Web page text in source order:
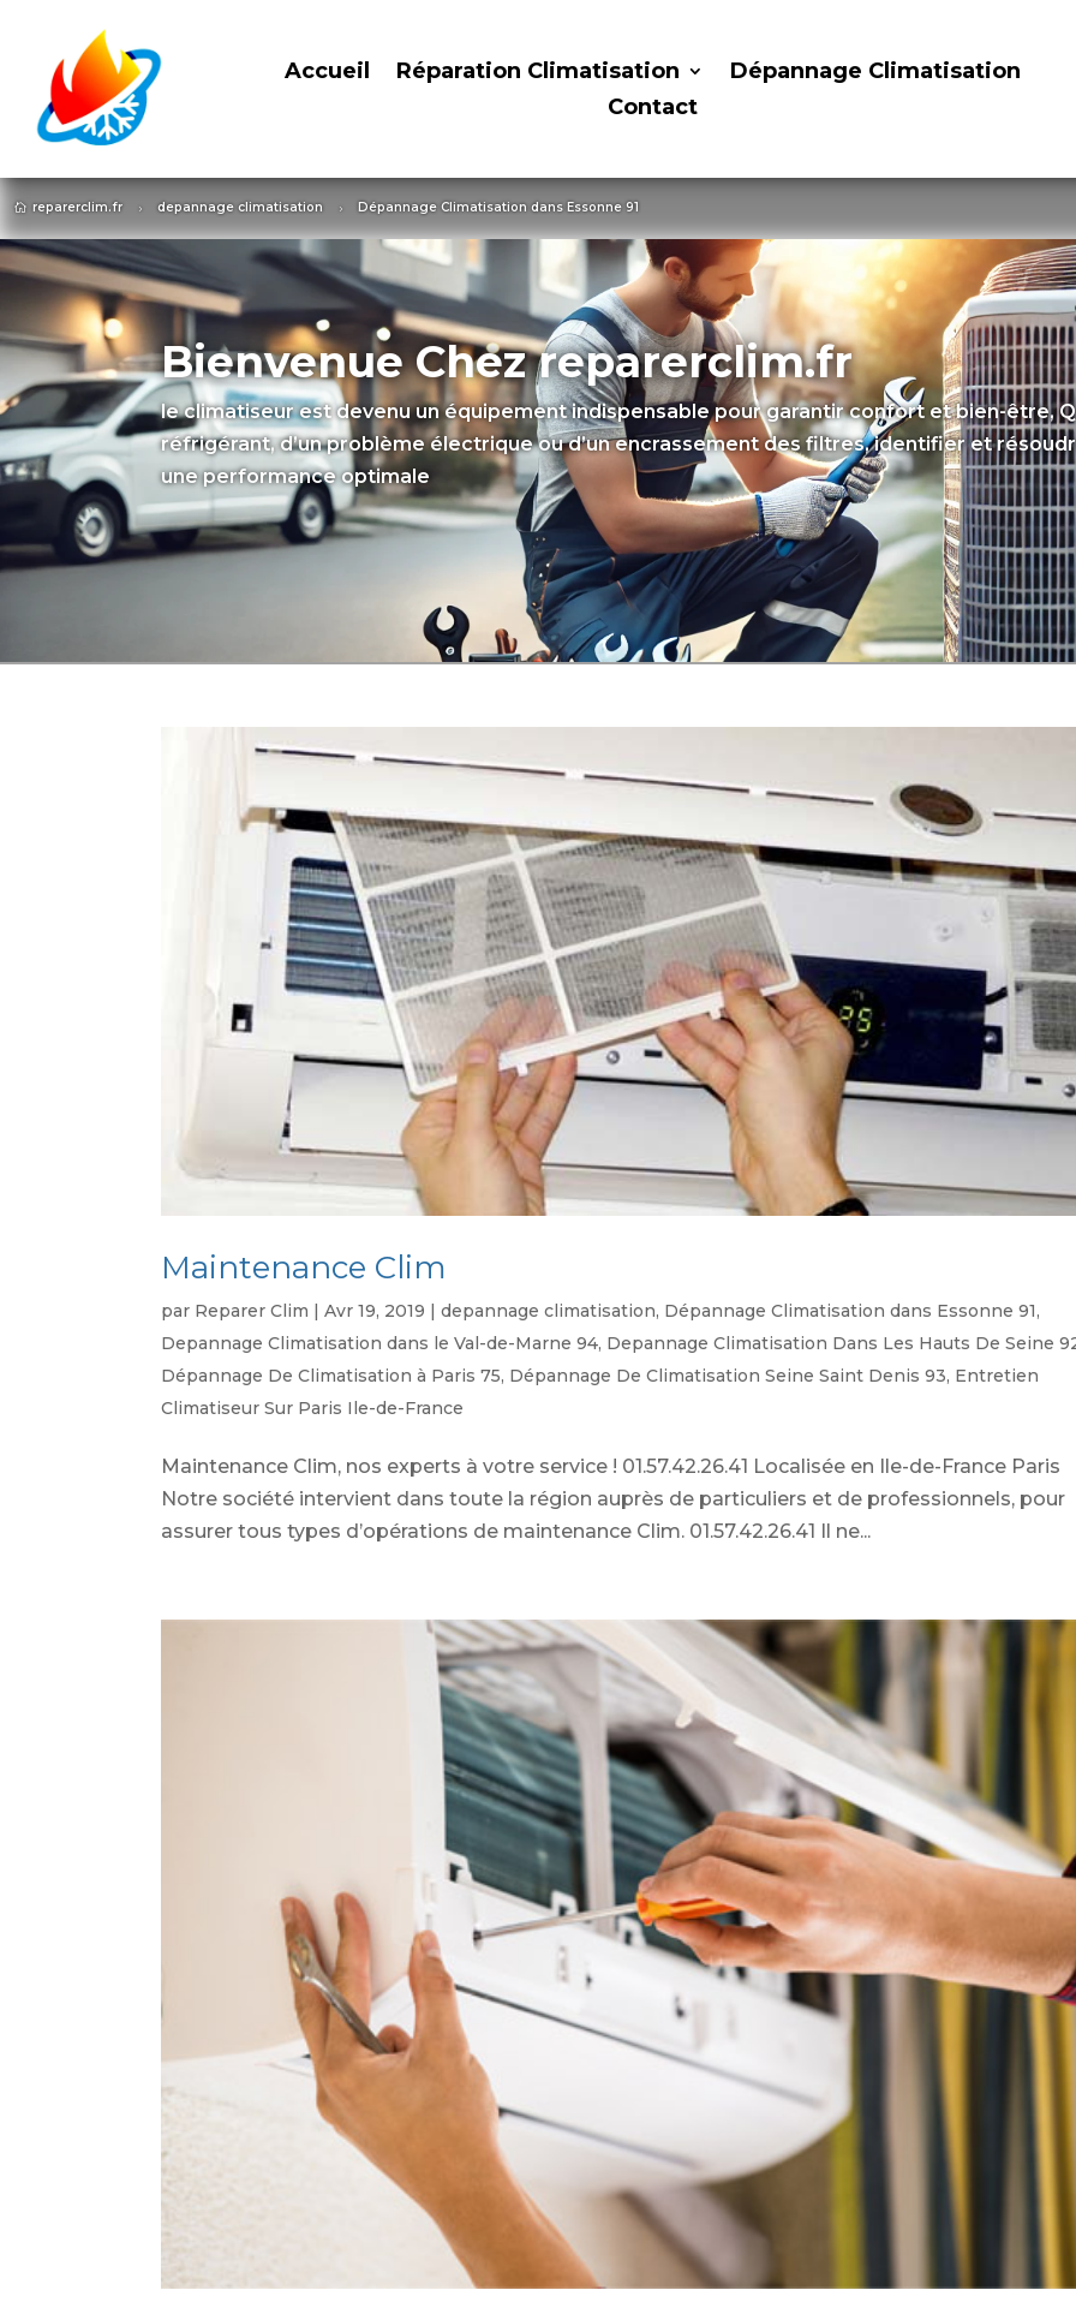
Accueil Réparation Climatisation
Dépannage Climatisation
Contact
 reparerclim.fr 5 depannage climatisation 5 Dépannage Climatisation dans Essonne 91
Bienvenue Chez reparerclim.fr
le climatiseur est devenu un équipement indispensable pour garantir confort et bien-être,
réfrigérant, d’un problème électrique ou d’un encrassement des filtres, identifier et
une performance optimale
Maintenance Clim
par Reparer Clim |Avr 19, 2019 |depannage climatisation, Dépannage Climatisation dans Essonne 91,
Depannage Climatisation dans le Val-de-Marne 94, Depannage Climatisation Dans Les Hauts De Seine
Dépannage De Climatisation à Paris 75, Dépannage De Climatisation Seine Saint Denis 93, Entretien
Climatiseur Sur Paris Ile-de-France
Maintenance Clim, nos experts à votre service ! 01.57.42.26.41 Localisée en Ile-de-France Paris
Notre société intervient dans toute la région auprès de particuliers et de professionnels, pour
assurer tous types d’opérations de maintenance Clim. 01.57.42.26.41 Il ne...